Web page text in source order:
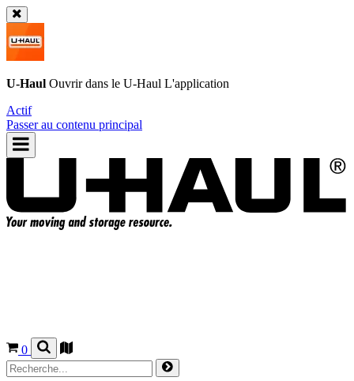
U-Haul Ouvrir dans le U-Haul L'application
Actif
Passer au contenu principal
0